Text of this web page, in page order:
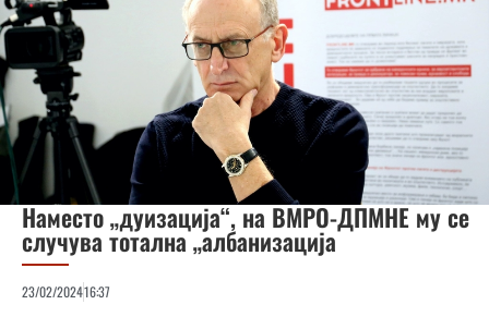
Наместо „дуизација“, на ВМРО-ДПМНЕ му се
случува тотална „албанизација
23/02/202416:37